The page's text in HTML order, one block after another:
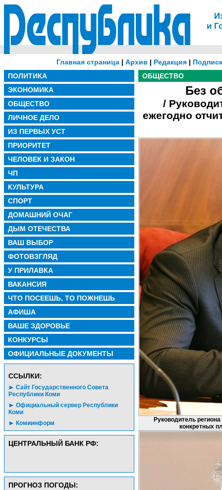
и
Главная страница| Архив | Редакция|
ПОЛИТИКА
ЭКОНОМИКА
ОБЩЕСТВО
ЛИЧНОЕ ДЕЛО
ИЗ ПЕРВЫХ УСТ
ПРИОРИТЕТ
ЧЕЛОВЕК И ЗАКОН
ЧП
КУЛЬТУРА
СПОРТ
ДОМАШНИЙ ОЧАГ
ДЫМ ОТЕЧЕСТВА
ВАШ ВЫБОР
ФОТОВЗГЛЯД
У ПРИЛАВКА
ВАКАНСИЯ
ЧТО ПОСЕЕШЬ, ТО ПОЖНЕШЬ
АФИША
ВАШЕ ЗДОРОВЬЕ
КОНКУРСЫ
ОФИЦИАЛЬНЫЕ ДОКУМЕНТЫ
CСЫЛКИ:
Сайт Государственного Совета
Республики Коми
Официальный сервер Республики
Коми
Комиинформ
ЦЕНТРАЛЬНЫЙ БАНК РФ:
ПРОГНОЗ ПОГОДЫ:
ОБЩЕСТВО
Без
/
ежегодно
Руководитель
конкретных